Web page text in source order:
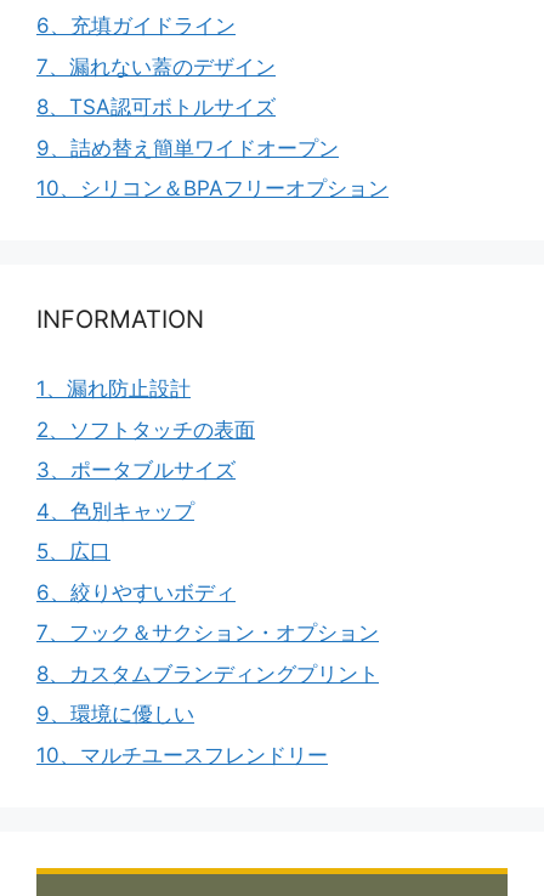
6、充填ガイドライン
7、漏れない蓋のデザイン
8、TSA認可ボトルサイズ
9、詰め替え簡単ワイドオープン
10、シリコン＆BPAフリーオプション
INFORMATION
1、漏れ防止設計
2、ソフトタッチの表面
3、ポータブルサイズ
4、色別キャップ
5、広口
6、絞りやすいボディ
7、フック＆サクション・オプション
8、カスタムブランディングプリント
9、環境に優しい
10、マルチユースフレンドリー